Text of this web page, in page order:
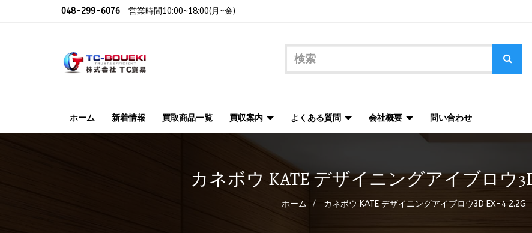
048-299-6076 営業時間10:00~18:00(月~金)
ホーム 新着情報 買取商品一覧 買収案内 よくある質問 会社概要 問い合わせ
カネボウ KATE デザイニングアイブロウ
ホーム カネボウ KATE デザイニングアイブロウ3D EX-4 2.2G